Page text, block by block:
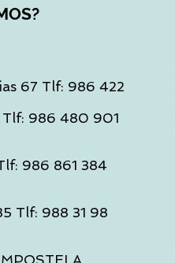
67 Tlf: 986 422
Tlf: 986 480 901
986 861 384
Tlf: 988 31 98